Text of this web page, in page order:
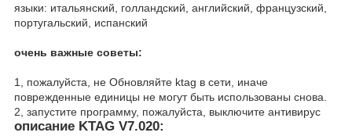
языки: итальянский, голландский, английский, французский,
португальский, испанский
очень важные советы:
1, пожалуйста, не Обновляйте ktag в сети, иначе
поврежденные единицы не могут быть использованы снова.
2, запустите программу, пожалуйста, выключите антивирус
описание KTAG V7.020: